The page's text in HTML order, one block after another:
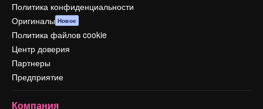
Политика конфиденциальности
Оригиналы Новое
Политика файлов cookie
Центр доверия
Партнеры
Предприятие
Компания